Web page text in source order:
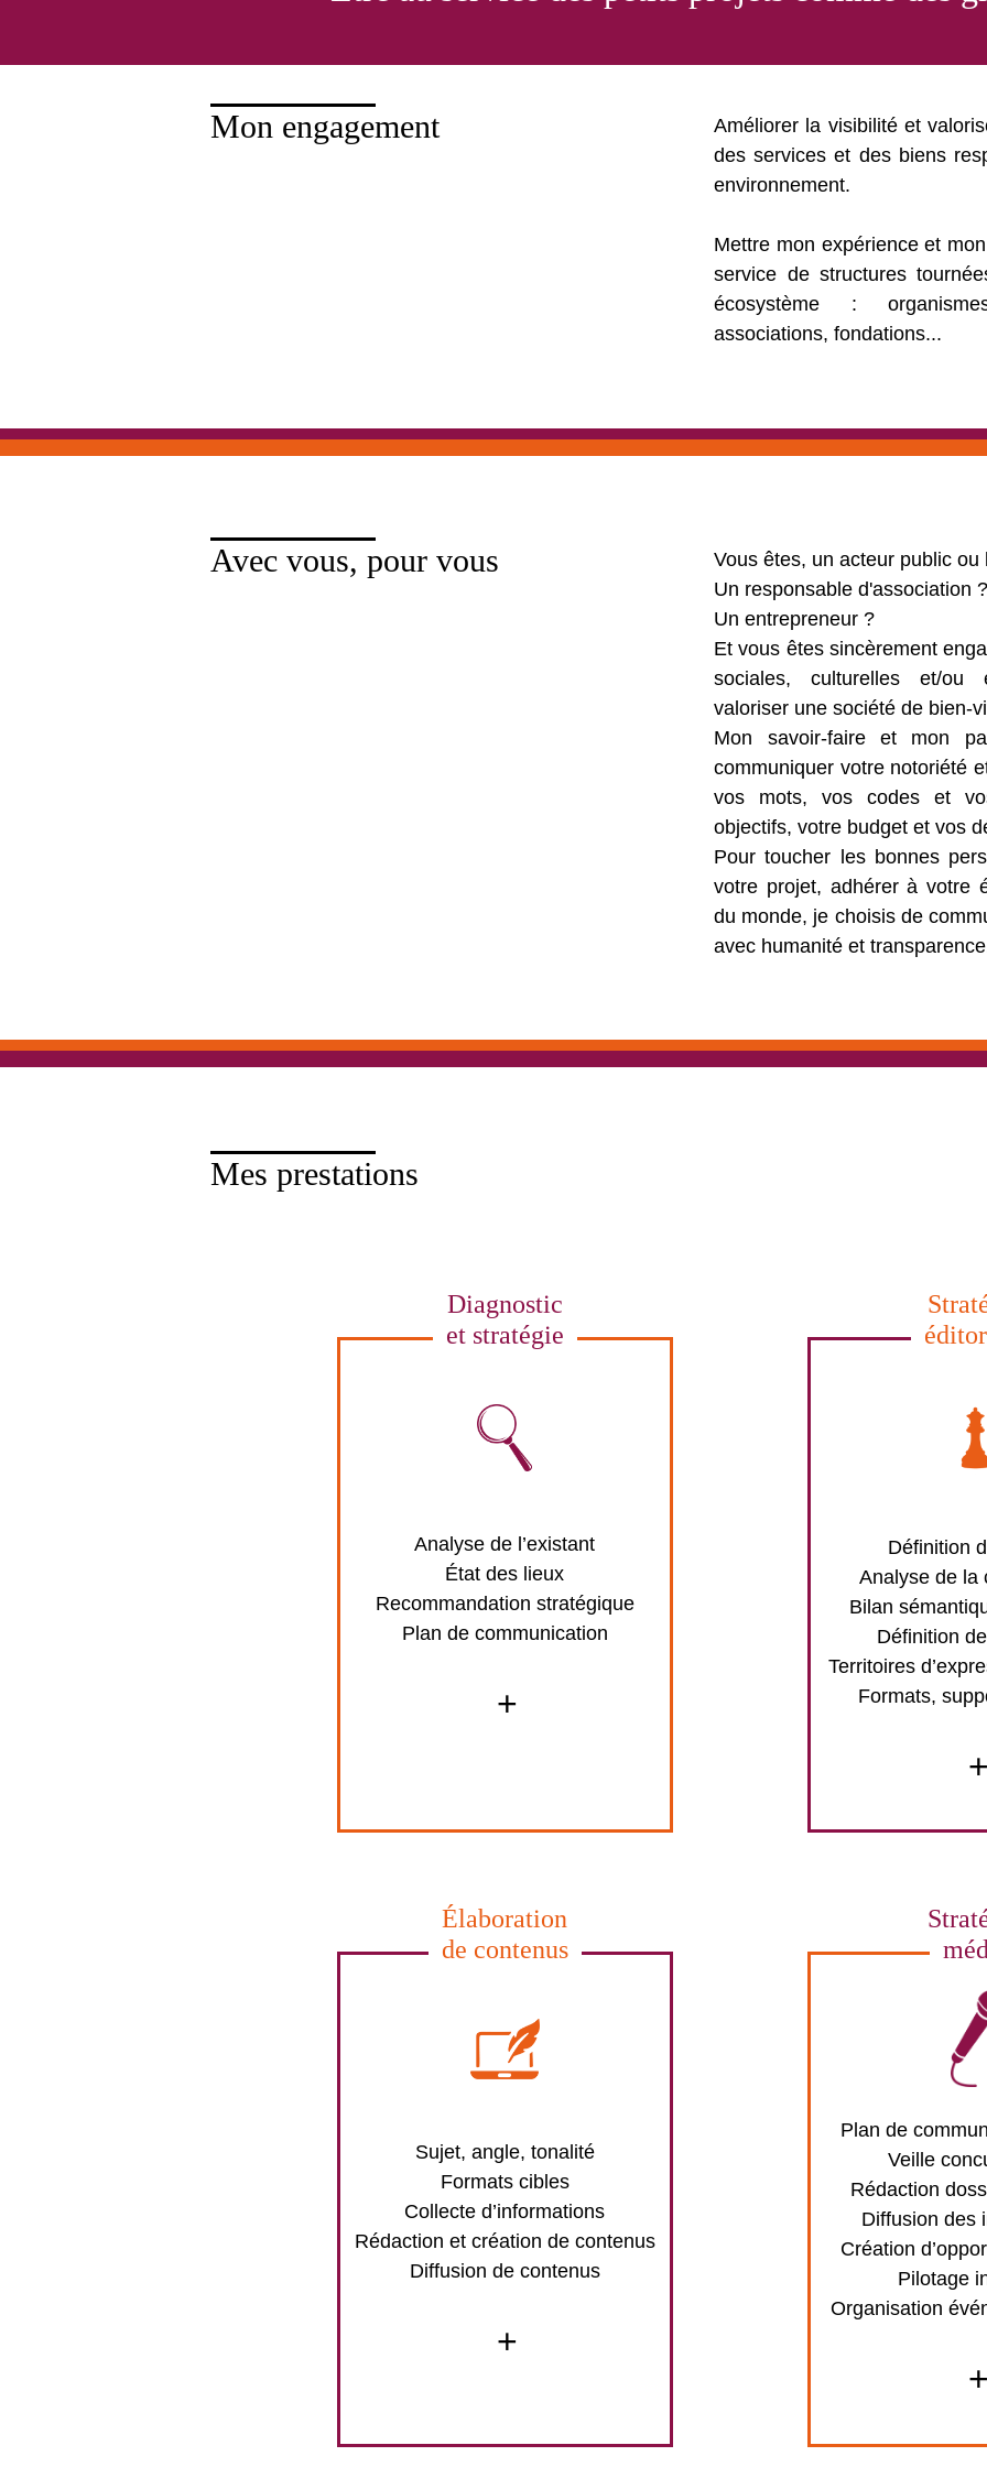
Mon engagement
Améliorer la visibilité et
des services et des biens
environnement.
Mettre mon expérience et
service de structures
écosystème :
associations, fondations...
Avec vous, pour vous
Vous êtes, un acteur public ou
Un responsable d'association ?
Un entrepreneur ?
Et vous êtes sincèrement
sociales, culturelles et/ou
valoriser une société de bien-
Mon savoir-faire et mon
communiquer votre notoriété
vos mots, vos codes et
objectifs, votre budget et vos
Pour toucher les bonnes
votre projet, adhérer à votre
du monde, je choisis de
avec humanité et
Mes prestations
Diagnostic
et stratégie
Analyse de l’existant
État des lieux
Recommandation stratégique
Plan de communication
+
Définition
Analyse de la
Bilan
Définition
Territoires
Formats,
+
Élaboration
de contenus
Sujet, angle, tonalité
Formats cibles
Collecte d’informations
Rédaction et création de contenus
Diffusion de contenus
+
Plan de
Veille
Rédaction
Diffusion des
Création
Pilotage
Organisation
+